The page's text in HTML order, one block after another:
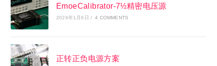
EmoeCalibrator-7½精密电压源
2026年1月6日 / 4 COMMENTS
正转正负电源方案